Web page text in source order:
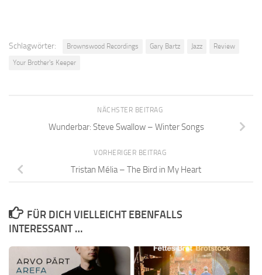
Schlagwörter: Brownswood Recordings Gary Bartz Jazz
Review
Your Brother's Keeper
NÄCHSTER BEITRAG
Wunderbar: Steve Swallow – Winter Songs
VORHERIGER BEITRAG
Tristan Mélia – The Bird in My Heart
FÜR DICH VIELLEICHT EBENFALLS
INTERESSANT …